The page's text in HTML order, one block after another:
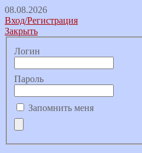
08.08.2026
Вход/Регистрация
Закрыть
Логин
Пароль
Запомнить меня